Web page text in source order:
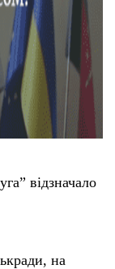
відзначало
на